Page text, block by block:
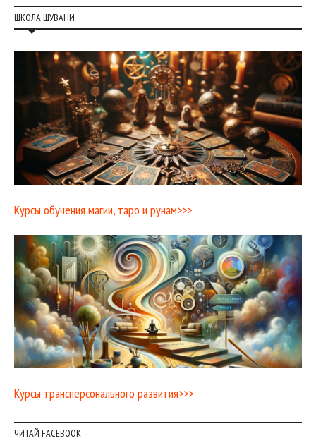
ШКОЛА ШУВАНИ
Курсы обучения магии, таро и рунам>>>
Курсы трансперсонального развития>>>
ЧИТАЙ FACEBOOK